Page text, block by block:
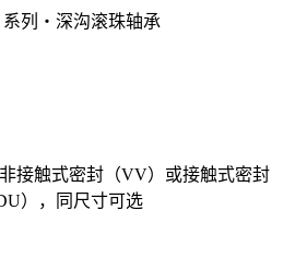
系列・深沟滚珠轴承
接触式密封（VV）或接触式密封
），同尺寸可选